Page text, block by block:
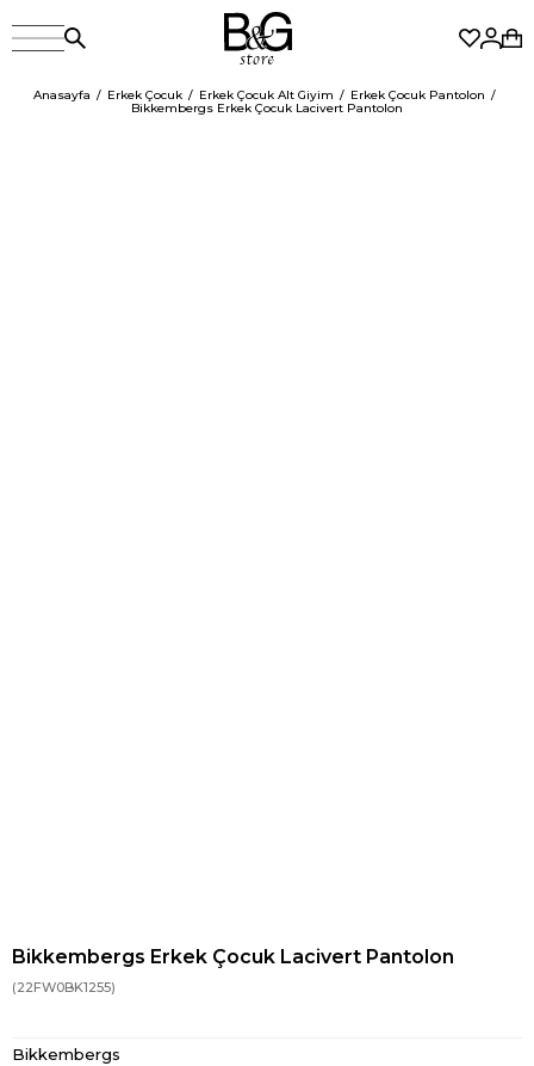
Anasayfa Erkek Çocuk Erkek Çocuk Alt Giyim
Erkek Çocuk Pantolon
Bikkembergs Erkek Çocuk Lacivert Pantolon
Bikkembergs Erkek Çocuk Lacivert Pantolon
(22FW0BK1255)
Bikkembergs